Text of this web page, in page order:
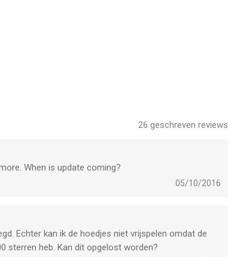
26 geschreven reviews
When is update coming?
05/10/2016
Echter kan ik de hoedjes niet vrijspelen omdat de
sterren heb. Kan dit opgelost worden?